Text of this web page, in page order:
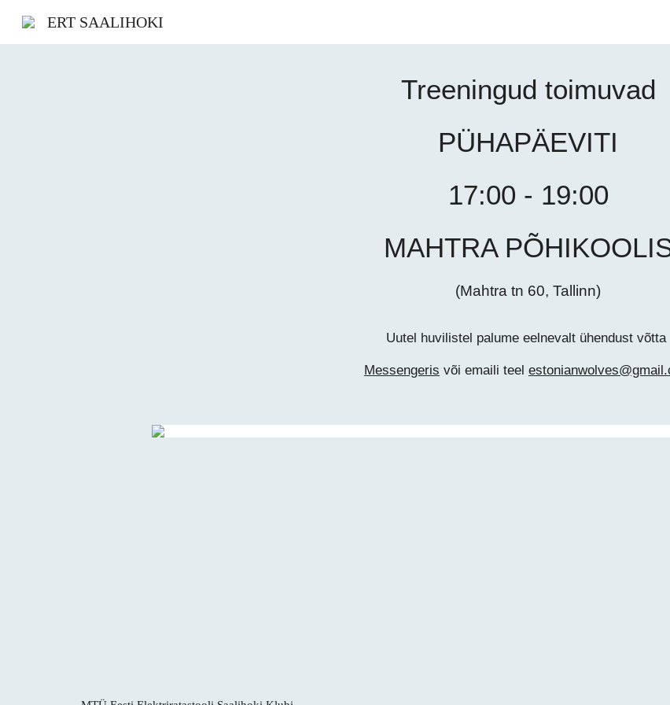
Skip to
ERT SAALIHOKI
Treeningud toimuvad
PÜHAPÄEVITI
17:00 - 19:00
MAHTRA
(Mahtra tn 60, Tallinn)
Uutel huvilistel palume eelnevalt ühendust võtta
Messengeris või emaili teel